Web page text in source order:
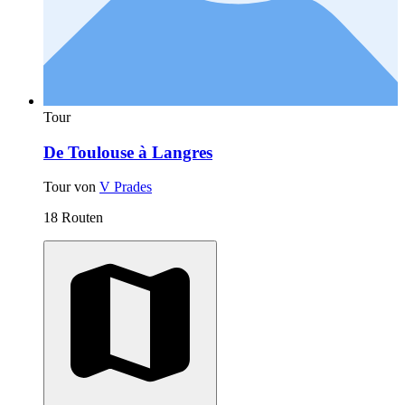
Tour
De Toulouse à Langres
Tour von V Prades
18 Routen